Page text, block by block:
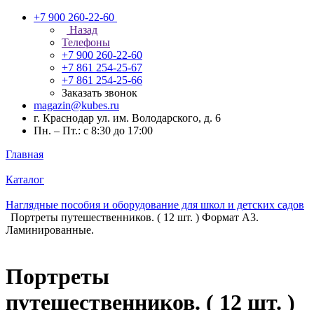
+7 900 260-22-60
Назад
Телефоны
+7 900 260-22-60
+7 861 254-25-67
+7 861 254-25-66
Заказать звонок
magazin@kubes.ru
г. Краснодар ул. им. Володарского, д. 6
Пн. – Пт.: с 8:30 до 17:00
Главная
Каталог
Наглядные пособия и оборудование для школ и детских садов
Портреты путешественников. ( 12 шт. ) Формат А3.
Ламинированные.
Портреты
путешественников. ( 12 шт. )